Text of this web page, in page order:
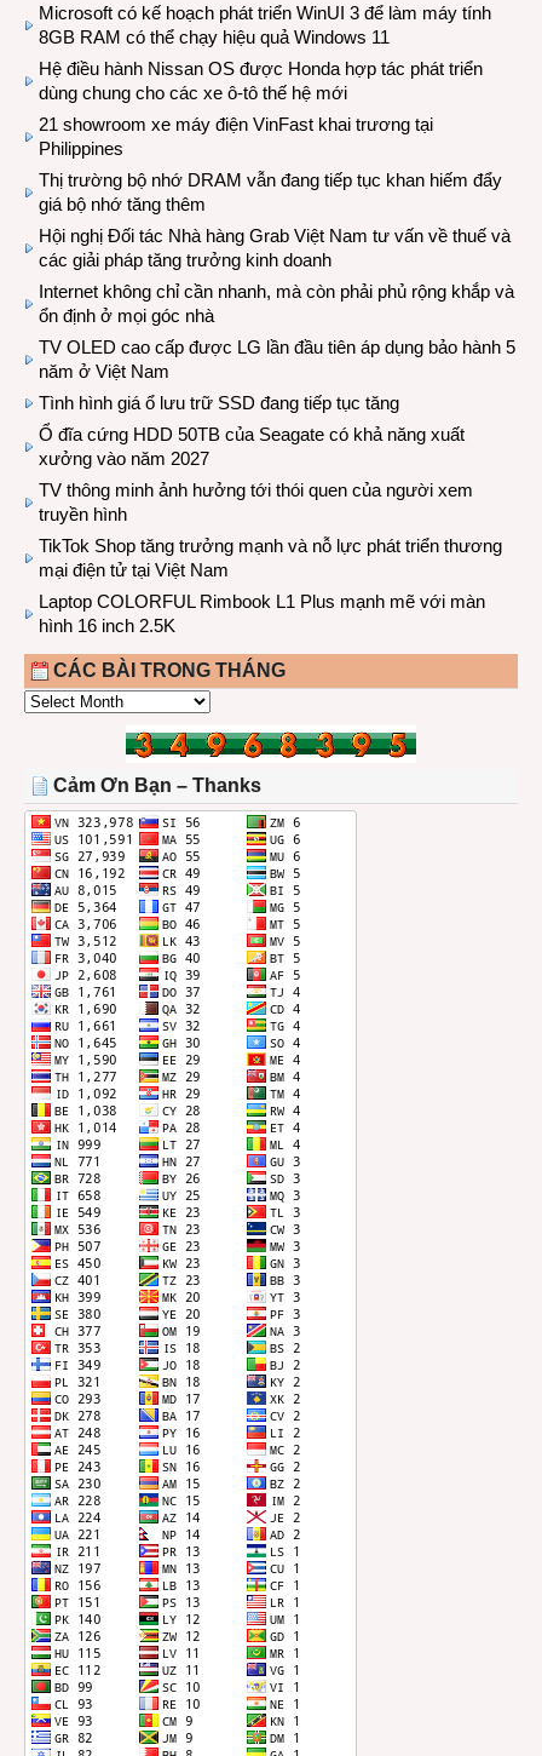
Microsoft có kế hoạch phát triển WinUI 3 để làm máy tính
8GB RAM có thể chạy hiệu quả Windows 11
Hệ điều hành Nissan OS được Honda hợp tác phát triển
dùng chung cho các xe ô-tô thế hệ mới
21 showroom xe máy điện VinFast khai trương tại
Philippines
Thị trường bộ nhớ DRAM vẫn đang tiếp tục khan hiếm đẩy
giá bộ nhớ tăng thêm
Hội nghị Đối tác Nhà hàng Grab Việt Nam tư vấn về thuế và
các giải pháp tăng trưởng kinh doanh
Internet không chỉ cần nhanh, mà còn phải phủ rộng khắp và
ổn định ở mọi góc nhà
TV OLED cao cấp được LG lần đầu tiên áp dụng bảo hành 5
năm ở Việt Nam
Tình hình giá ổ lưu trữ SSD đang tiếp tục tăng
Ổ đĩa cứng HDD 50TB của Seagate có khả năng xuất
xưởng vào năm 2027
TV thông minh ảnh hưởng tới thói quen của người xem
truyền hình
TikTok Shop tăng trưởng mạnh và nỗ lực phát triển thương
mại điện tử tại Việt Nam
Laptop COLORFUL Rimbook L1 Plus mạnh mẽ với màn
hình 16 inch 2.5K
CÁC BÀI TRONG THÁNG
CÁC
THÁNG
Cảm Ơn Bạn – Thanks